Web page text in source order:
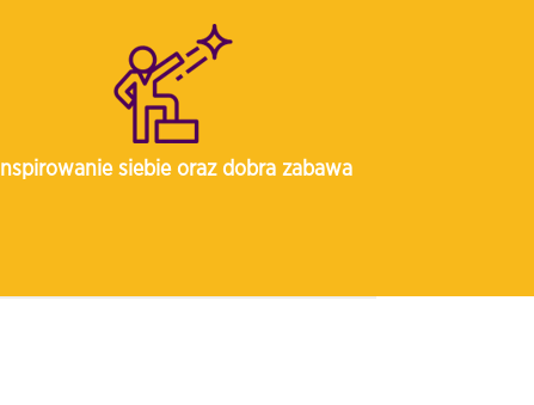
Inspirowanie siebie oraz dobra zabawa